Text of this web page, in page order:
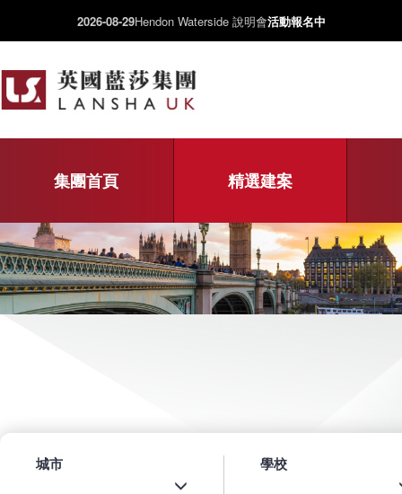
2026-08-29Hendon Waterside 說明會活動報名中
集團首頁 精選建案
城市 學校